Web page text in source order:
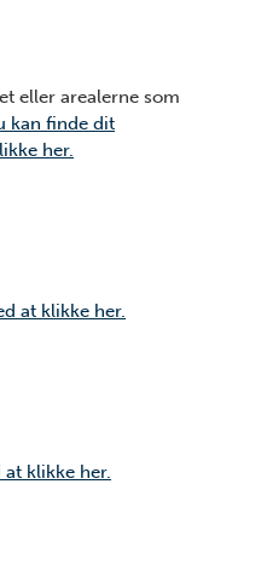
eller arealerne som
kan finde dit
her.
at klikke her.
klikke her.